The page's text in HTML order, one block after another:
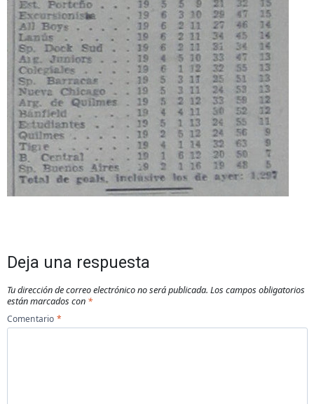
Deja una respuesta
Tu dirección de correo electrónico no será publicada. Los campos obligatorios
están marcados con *
Comentario *